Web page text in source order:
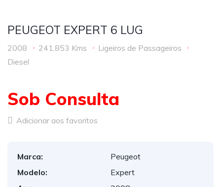
PEUGEOT EXPERT 6 LUG
2008 241,853 Kms
Ligeiros de Passageiros
Diesel
Sob Consulta
Adicionar aos favoritos
Marca:
Peugeot
Modelo:
Expert